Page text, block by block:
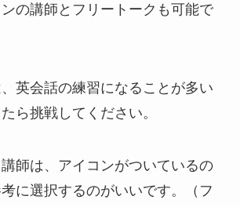
の講師とフリートークも可能で
英会話の練習になることが多い
ら挑戦してください。
師は、アイコンがついているの
に選択するのがいいです。（フ